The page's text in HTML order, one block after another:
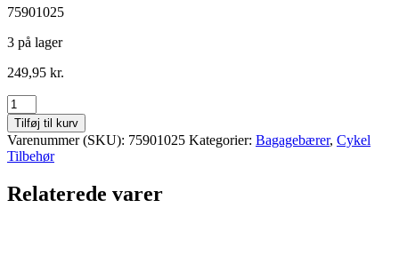
75901025
3 på lager
249,95 kr.
BAGAGEBÆRER
20"
ALU
M/KLAP
-
antal
Tilføj til kurv
Varenummer (SKU): 75901025 Kategorier: Bagagebærer, Cykel
Tilbehør
Relaterede varer